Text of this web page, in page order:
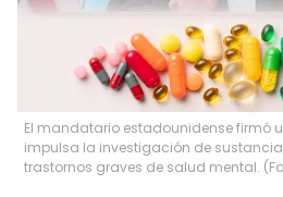
El mandatario estadounidense firmó
impulsa la investigación de
trastornos graves de salud mental.